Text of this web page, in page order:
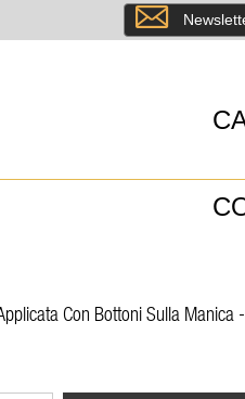
8
Con Bottoni Sulla Manica